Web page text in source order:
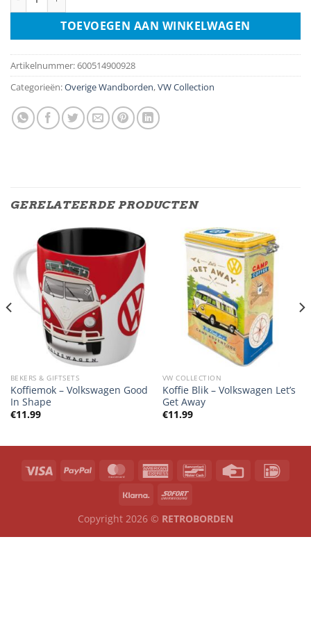
TOEVOEGEN AAN WINKELWAGEN
Artikelnummer:600514900928
Categorieën:Overige Wandborden,VW Collection
GERELATEERDE PRODUCTEN
BEKERS & GIFTSETS
Koffiemok – Volkswagen Good
In Shape
€11.99
VW COLLECTION
Koffie Blik – Volkswagen Let’s
Get Away
€11.99
Copyright 2026 © RETROBORDEN